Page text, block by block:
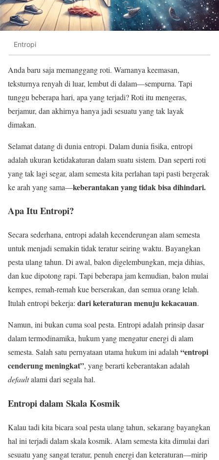
Entropi
Anda baru saja memanggang roti. Warnanya keemasan,
teksturnya renyah di luar, lembut di dalam—sempurna. Tapi
tunggu beberapa hari, apa yang terjadi? Roti itu mengeras,
berjamur, dan akhirnya hanya jadi sesuatu yang tak layak
dimakan.
Selamat datang di dunia entropi. Dalam dunia fisika, entropi
adalah ukuran ketidakaturan dalam suatu sistem. Dan seperti roti
yang tak lagi segar, alam semesta kita perlahan tapi pasti bergerak
ke arah yang sama—keberantakan yang tidak bisa dihindari.
Apa Itu Entropi?
Secara sederhana, entropi adalah kecenderungan alam semesta
untuk menjadi semakin tidak teratur seiring waktu. Bayangkan
pesta ulang tahun. Di awal, balon digelembungkan, meja dihias,
dan kue dipotong rapi. Tapi beberapa jam kemudian, balon mulai
kempes, remah-remah kue berserakan, dan semua orang lelah.
Itulah entropi bekerja: dari keteraturan menuju kekacauan.
Namun, ini bukan cuma soal pesta. Entropi adalah prinsip dasar
dalam termodinamika, hukum yang mengatur energi di alam
semesta. Salah satu pernyataan utama hukum ini adalah “entropi
cenderung meningkat”, yang berarti keberantakan adalah
defaultalami dari segala hal.
Entropi dalam Skala Kosmik
Kalau tadi kita bicara soal pesta ulang tahun, sekarang bayangkan
hal ini terjadi dalam skala kosmik. Alam semesta kita dimulai dari
sesuatu yang sangat teratur, penuh energi dan keteraturan—mirip